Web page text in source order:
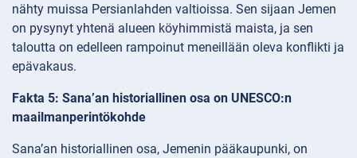
nähty muissa Persianlahden valtioissa. Sen sijaan Jemen
on pysynyt yhtenä alueen köyhimmistä maista, ja sen
taloutta on edelleen rampoinut meneillään oleva konflikti ja
epävakaus.
Fakta 5: Sana’an historiallinen osa on UNESCO:n
maailmanperintökohde
Sana’an historiallinen osa, Jemenin pääkaupunki, on